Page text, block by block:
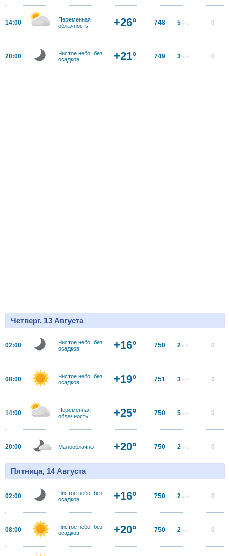
14:00
Переменная
облачность
+26° 748 5 м/с 0
20:00
Чистое небо, без
осадков
+21° 749 3 м/с 0
Четверг, 13 Августа
02:00
Чистое небо, без
осадков
+16° 750 2 м/с 0
08:00
Чистое небо, без
осадков
+19° 751 3 м/с 0
14:00
Переменная
облачность
+25° 750 5 м/с 0
20:00 Малооблачно +20° 750 2 м/с 0
Пятница, 14 Августа
02:00
Чистое небо, без
осадков
+16° 750 2 м/с 0
08:00
Чистое небо, без
осадков
+20° 750 2 м/с 0